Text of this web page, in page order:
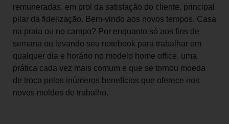
remuneradas, em prol da satisfação do cliente, principal
pilar da fidelização. Bem-vindo aos novos tempos. Casa
na praia ou no campo? Por enquanto só aos fins de
semana ou levando seu notebook para trabalhar em
qualquer dia e horário no modelo home office, uma
prática cada vez mais comum e que se tornou moeda
de troca pelos inúmeros benefícios que oferece nos
novos moldes de trabalho.